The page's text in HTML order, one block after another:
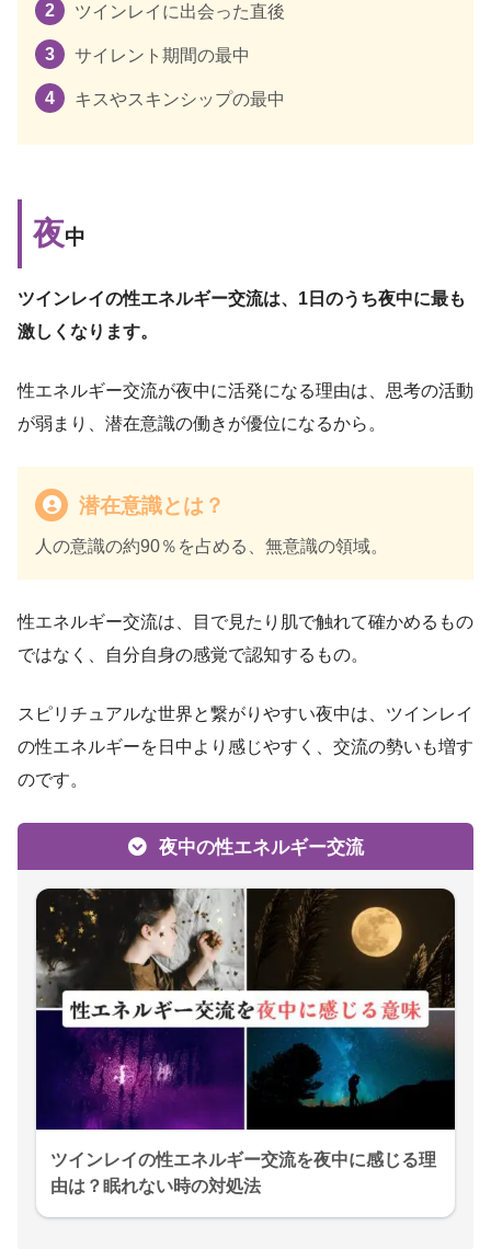
ツインレイに出会った直後
サイレント期間の最中
キスやスキンシップの最中
夜中
ツインレイの性エネルギー交流は、1日のうち夜中に最も
激しくなります。
性エネルギー交流が夜中に活発になる理由は、思考の活動
が弱まり、潜在意識の働きが優位になるから。
潜在意識とは？
人の意識の約90％を占める、無意識の領域。
性エネルギー交流は、目で見たり肌で触れて確かめるもの
ではなく、自分自身の感覚で認知するもの。
スピリチュアルな世界と繋がりやすい夜中は、ツインレイ
の性エネルギーを日中より感じやすく、交流の勢いも増す
のです。
夜中の性エネルギー交流
ツインレイの性エネルギー交流を夜中に感じる理
由は？眠れない時の対処法